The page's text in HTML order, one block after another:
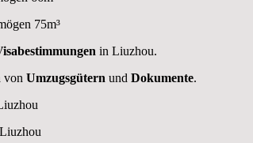
75m³
in Liuzhou.
von Umzugsgütern und Dokumente.